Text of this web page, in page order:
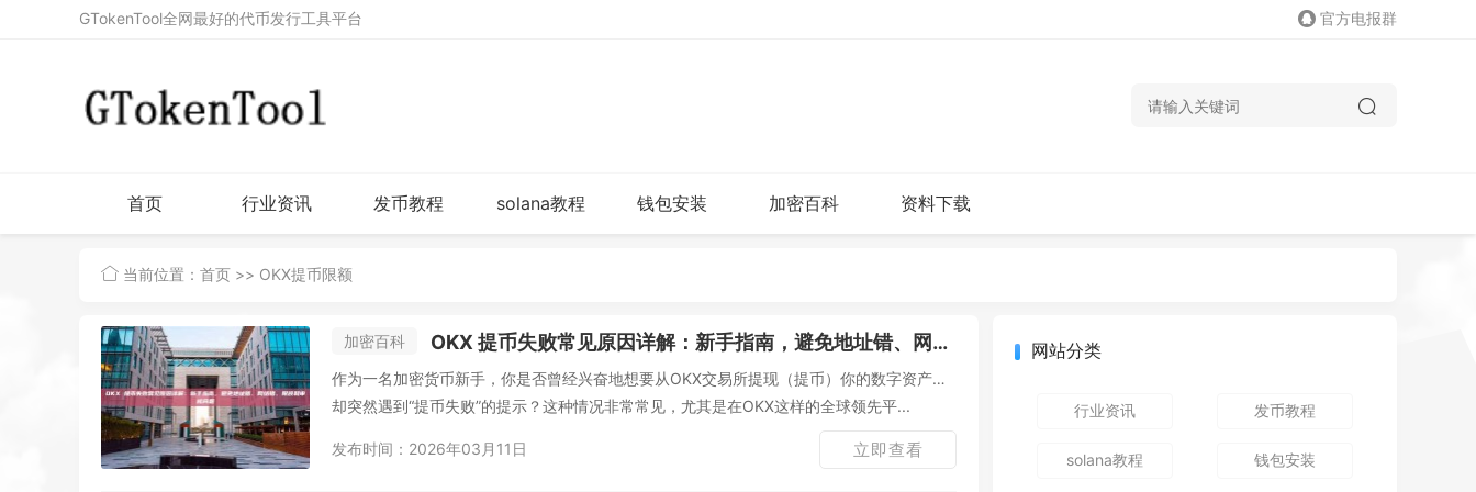
GTokenTool全网最好的代币发行工具平台 官方电报群
首页 行业资讯 发币教程 solana教程 钱包安装 加密百科 资料下载
当前位置： 首页 >> OKX提币限额
加密百科 OKX 提币失败常见原因详解：新手指南，避免地址错、网络错、限额和审核问题
作为一名加密货币新手，你是否曾经兴奋地想要从OKX交易所提现（提币）你的数字资产，
却突然遇到“提币失败”的提示？这种情况非常常见，尤其是在OKX这样的全球领先平...
发布时间：2026年03月11日 立即查看
网站分类
行业资讯 发币教程
solana教程 钱包安装